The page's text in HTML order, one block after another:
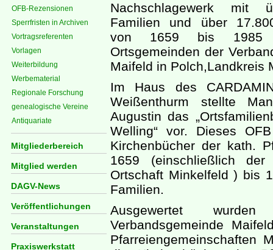
OFB-Rezensionen
Sperrfristen in Archiven
Vortragsreferenten
Vorlagen
Weiterbildung
Werbematerial
Regionale Forschung
genealogische Vereine
Antiquariate
Mitgliederbereich
Mitglied werden
DAGV-News
Veröffentlichungen
Veranstaltungen
Praxiswerkstatt
Nachschlagewerk mit
Familien und über
von 1659 bis 1985
Ortsgemeinden der
Maifeld in Polch,Landkreis
Im Haus des
Weißenthurm stellte
Augustin das
Welling“ vor. Dieses
Kirchenbücher der kath.
1659 (einschließlich
Ortschaft Minkelfeld ) bis
Familien.
Ausgewertet
Verbandsgemeinde
Pfarreiengemeinschaften